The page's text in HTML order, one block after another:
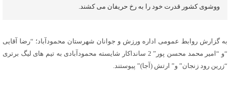
ووشوی کشور قدرت خود را به رخ حریفان می کشند.
به گزارش روابط عمومی اداره ورزش و جوانان شهرستان محمودآباد؛ “رضا آقایی
“و “امیر محمد محسن پور” 2 سانداکار شایسته محمودآبادی به تیم های لیگ برتری
“زرین رود زنجان” و” ارتش (آجا)” پیوستند.